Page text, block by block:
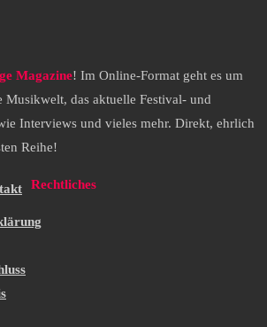
Magazine! Im Online-Format geht es um
Musikwelt, das aktuelle Festival- und
Interviews und vieles mehr. Direkt, ehrlich
Reihe!
Rechtliches